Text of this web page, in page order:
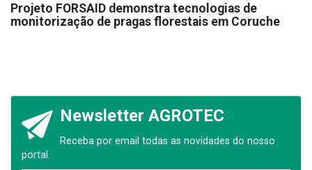
Projeto FORSAID demonstra tecnologias de
monitorização de pragas florestais em Coruche
Newsletter AGROTEC
Receba por email todas as novidades do nosso
portal.